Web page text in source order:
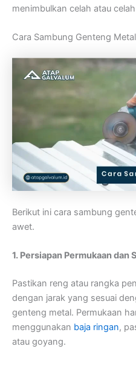
menimbulkan celah atau
Cara Sambung Genteng Metal
Berikut ini cara sambung
awet.
1. Persiapan Permukaan dan
Pastikan reng atau rangka
dengan jarak yang sesuai
genteng metal. Permukaan
menggunakan baja ringan,
atau goyang.